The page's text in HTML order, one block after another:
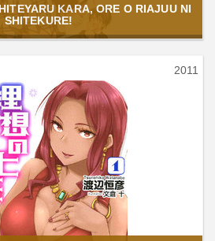
KARA, ORE O RIAJUU NI
SHITEKURE!
2011